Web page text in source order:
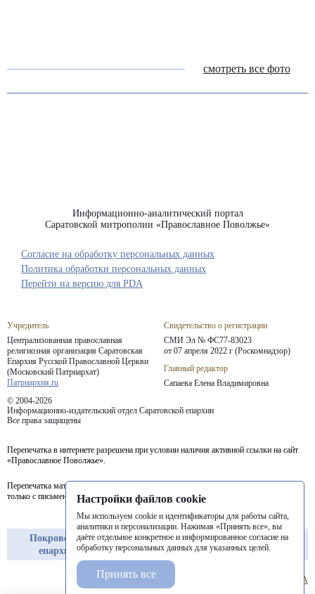
смотреть все фото
Информационно-аналитический портал
Саратовской митрополии «Православное Поволжье»
Учредитель
Централизованная православная
религиозная организация Саратовская
Епархия Русской Православной Церкви
(Московский Патриархат)
Патриархия.ru
Свидетельство о регистрации
СМИ Эл № ФС77-83023
от 07 апреля 2022 г (Роскомнадзор)
Главный редактор
Сапаева Елена Владимировна
© 2004-2026
Информационно-издательский отдел Саратовской епархии
Все права защищены
Согласие на обработку персональных данных
Политика обработки персональных данных
Перепечатка в интернете разрешена при условии наличия активной ссылки на сайт
«Православное Поволжье».
Перепечатка материалов портала в печатных изданиях (книгах, прессе) возможна
только с письменного разрешения редакции.
Покровская
епархия
Балашовская
епархия
Балаковская
епархия
Перейти на версию для PDA
Настройки файлов cookie
Мы используем cookie и идентификаторы для работы сайта,
аналитики и персонализации. Нажимая «Принять все», вы
даёте отдельное конкретное и информированное согласие на
обработку персональных данных для указанных целей.
Принять все